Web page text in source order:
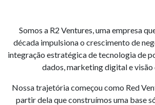
Somos a R2 Ventures, uma empresa
década impulsiona o crescimento de
integração estratégica de tecnologia de
dados, marketing digital e visão
Nossa trajetória começou como Red
partir dela que construímos uma base